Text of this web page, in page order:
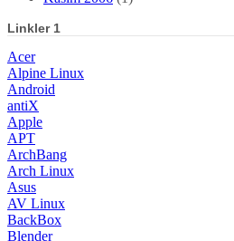
Linkler 1
Acer
Alpine Linux
Android
antiX
Apple
APT
ArchBang
Arch Linux
Asus
AV Linux
BackBox
Blender